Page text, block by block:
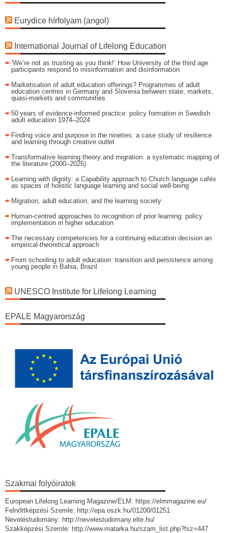
Eurydice hírfolyam (angol)
International Journal of Lifelong Education
’We’re not as trusting as you think!‘ How University of the third age
participants respond to misinformation and disinformation
Marketisation of adult education offerings? Programmes of adult
education centres in Germany and Slovenia between state, markets,
quasi-markets and communities
50 years of evidence‑informed practice: policy formation in Swedish
adult education 1974–2024
Finding voice and purpose in the nineties: a case study of resilience
and learning through creative outlet
Transformative learning theory and migration: a systematic mapping of
the literature (2000–2025)
Learning with dignity: a Capability approach to Church language cafés
as spaces of holistic language learning and social well-being
Migration, adult education, and the learning society
Human-centred approaches to recognition of prior learning: policy
implementation in higher education
The necessary competencies for a continuing education decision an
empirical-theoretical approach
From schooling to adult education: transition and persistence among
young people in Bahia, Brazil
UNESCO Institute for Lifelong Learning
EPALE Magyarország
Szakmai folyóiratok
European Lifelong Learning Magazine/ELM: https://elmmagazine.eu/
Felnőttképzési Szemle: http://epa.oszk.hu/01200/01251
Neveléstudomány: http://nevelestudomany.elte.hu/
Szakképzési Szemle: http://www.matarka.hu/szam_list.php?fsz=447